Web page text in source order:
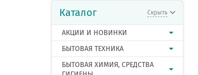
Каталог Скрыть
АКЦИИ И НОВИНКИ
БЫТОВАЯ ТЕХНИКА
БЫТОВАЯ ХИМИЯ, СРЕДСТВА